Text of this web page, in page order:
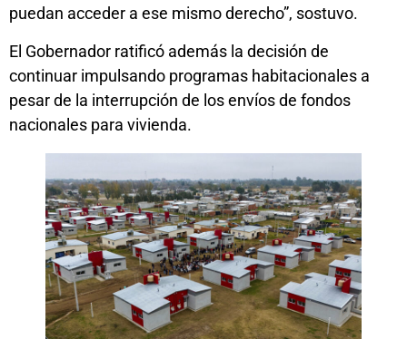
puedan acceder a ese mismo derecho”, sostuvo.
El Gobernador ratificó además la decisión de
continuar impulsando programas habitacionales a
pesar de la interrupción de los envíos de fondos
nacionales para vivienda.